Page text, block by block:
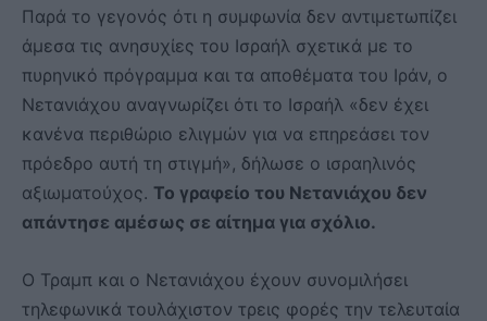
Παρά το γεγονός ότι η συμφωνία δεν αντιμετωπίζει
άμεσα τις ανησυχίες του Ισραήλ σχετικά με το
πυρηνικό πρόγραμμα και τα αποθέματα του Ιράν, ο
Νετανιάχου αναγνωρίζει ότι το Ισραήλ «δεν έχει
κανένα περιθώριο ελιγμών για να επηρεάσει τον
πρόεδρο αυτή τη στιγμή», δήλωσε ο ισραηλινός
αξιωματούχος. Το γραφείο του Νετανιάχου δεν
απάντησε αμέσως σε αίτημα για σχόλιο.
Ο Τραμπ και ο Νετανιάχου έχουν συνομιλήσει
τηλεφωνικά τουλάχιστον τρεις φορές την τελευταία